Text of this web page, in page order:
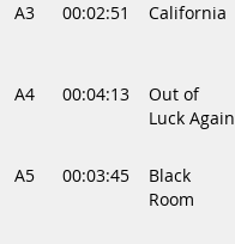
A3
00:02:51 California
A4
00:04:13
Out of
Luck Again
A5
00:03:45
Black
Room